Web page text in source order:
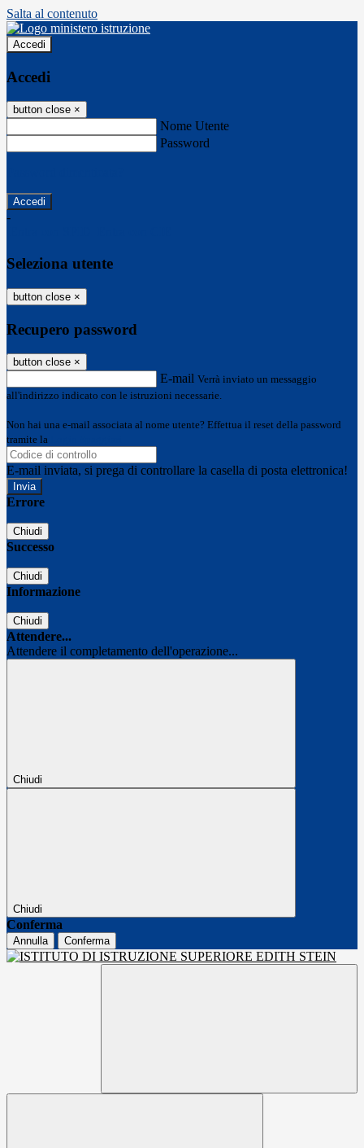
Salta al contenuto
Accedi
Accedi
button close ×
Nome Utente
Password
-
Seleziona utente
button close ×
Recupero password
button close ×
E-mail Verrà inviato un messaggio
all'indirizzo indicato con le istruzioni necessarie.
Non hai una e-mail associata al nome utente? Effettua il reset della password
tramite la
E-mail inviata, si prega di controllare la casella di posta elettronica!
Errore
Chiudi
Successo
Chiudi
Informazione
Chiudi
Attendere...
Attendere il completamento dell'operazione...
Chiudi
Chiudi
Conferma
Annulla Conferma